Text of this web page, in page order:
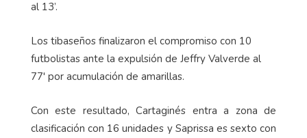
al 13’.
Los tibaseños finalizaron el compromiso con 10
futbolistas ante la expulsión de Jeffry Valverde al
77' por acumulación de amarillas.
Con este resultado, Cartaginés entra a zona de
clasificación con 16 unidades y Saprissa es sexto con